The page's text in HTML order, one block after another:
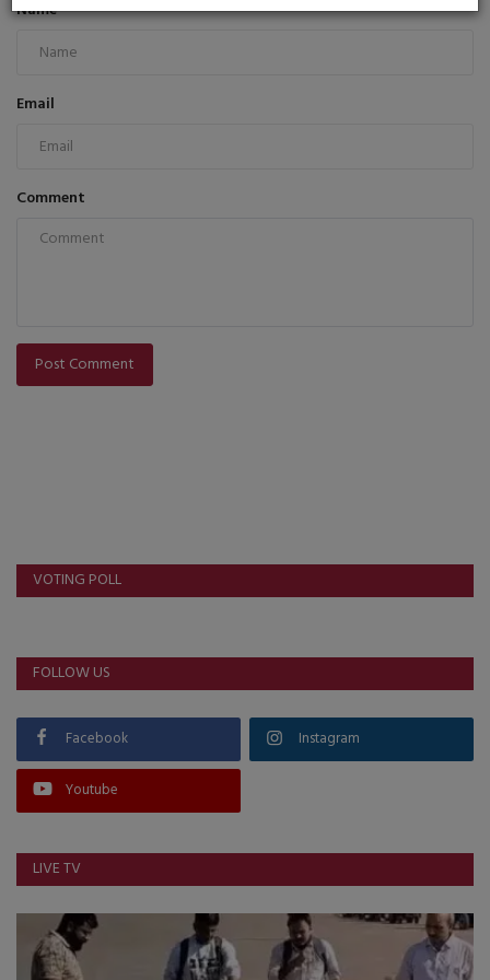
Name
Email
Comment
Post Comment
VOTING POLL
FOLLOW US
Facebook Instagram
Youtube
LIVE TV